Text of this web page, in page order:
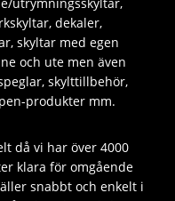
dekaler,
skyltar med egen
och ute men även
skylttillbehör,
produkter mm.
då vi har över 4000
klara för omgående
snabbt och enkelt i